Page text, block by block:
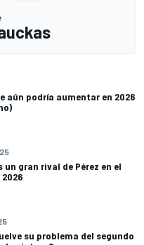
aún podría aumentar en 2026
un gran rival de Pérez en el
2026
su problema del segundo